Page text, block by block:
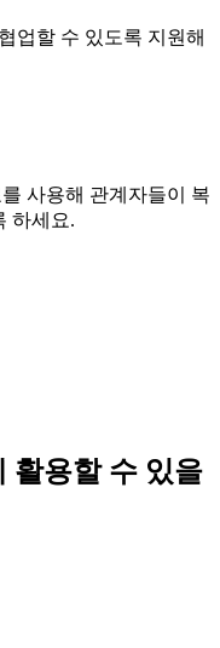
업할 수 있도록 지원해
사용해 관계자들이 복
하세요.
활용할 수 있을